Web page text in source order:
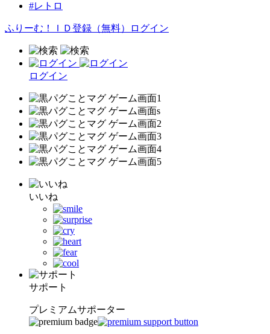
#レトロ
ふりーむ！ＩＤ登録（無料） ログイン
ログイン
いいね
サポート
プレミアムサポーター